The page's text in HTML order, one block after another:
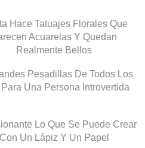
Hace Tatuajes Florales Que
Acuarelas Y Quedan
Realmente Bellos
Pesadillas De Todos Los
Para Una Persona Introvertida
Lo Que Se Puede Crear
Con Un Lápiz Y Un Papel